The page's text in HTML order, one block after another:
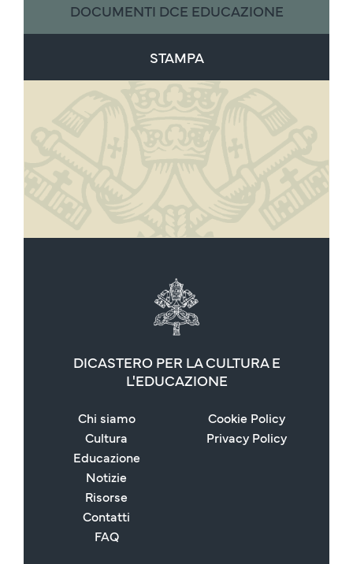
DOCUMENTI DCE EDUCAZIONE
STAMPA
DICASTERO PER LA CULTURA E
L'EDUCAZIONE
Chi siamo
Cultura
Educazione
Notizie
Risorse
Contatti
FAQ
Cookie Policy
Privacy Policy